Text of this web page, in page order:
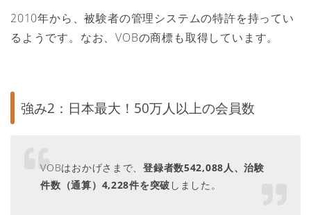
2010年から、被験者の管理システムの特許を持ってい
るようです。なお、VOBの商標も取得しています。
強み2：日本最大！50万人以上の会員数
VOBはおかげさまで、登録者数542,088人、治験
件数（通算）4,228件を突破 しました。